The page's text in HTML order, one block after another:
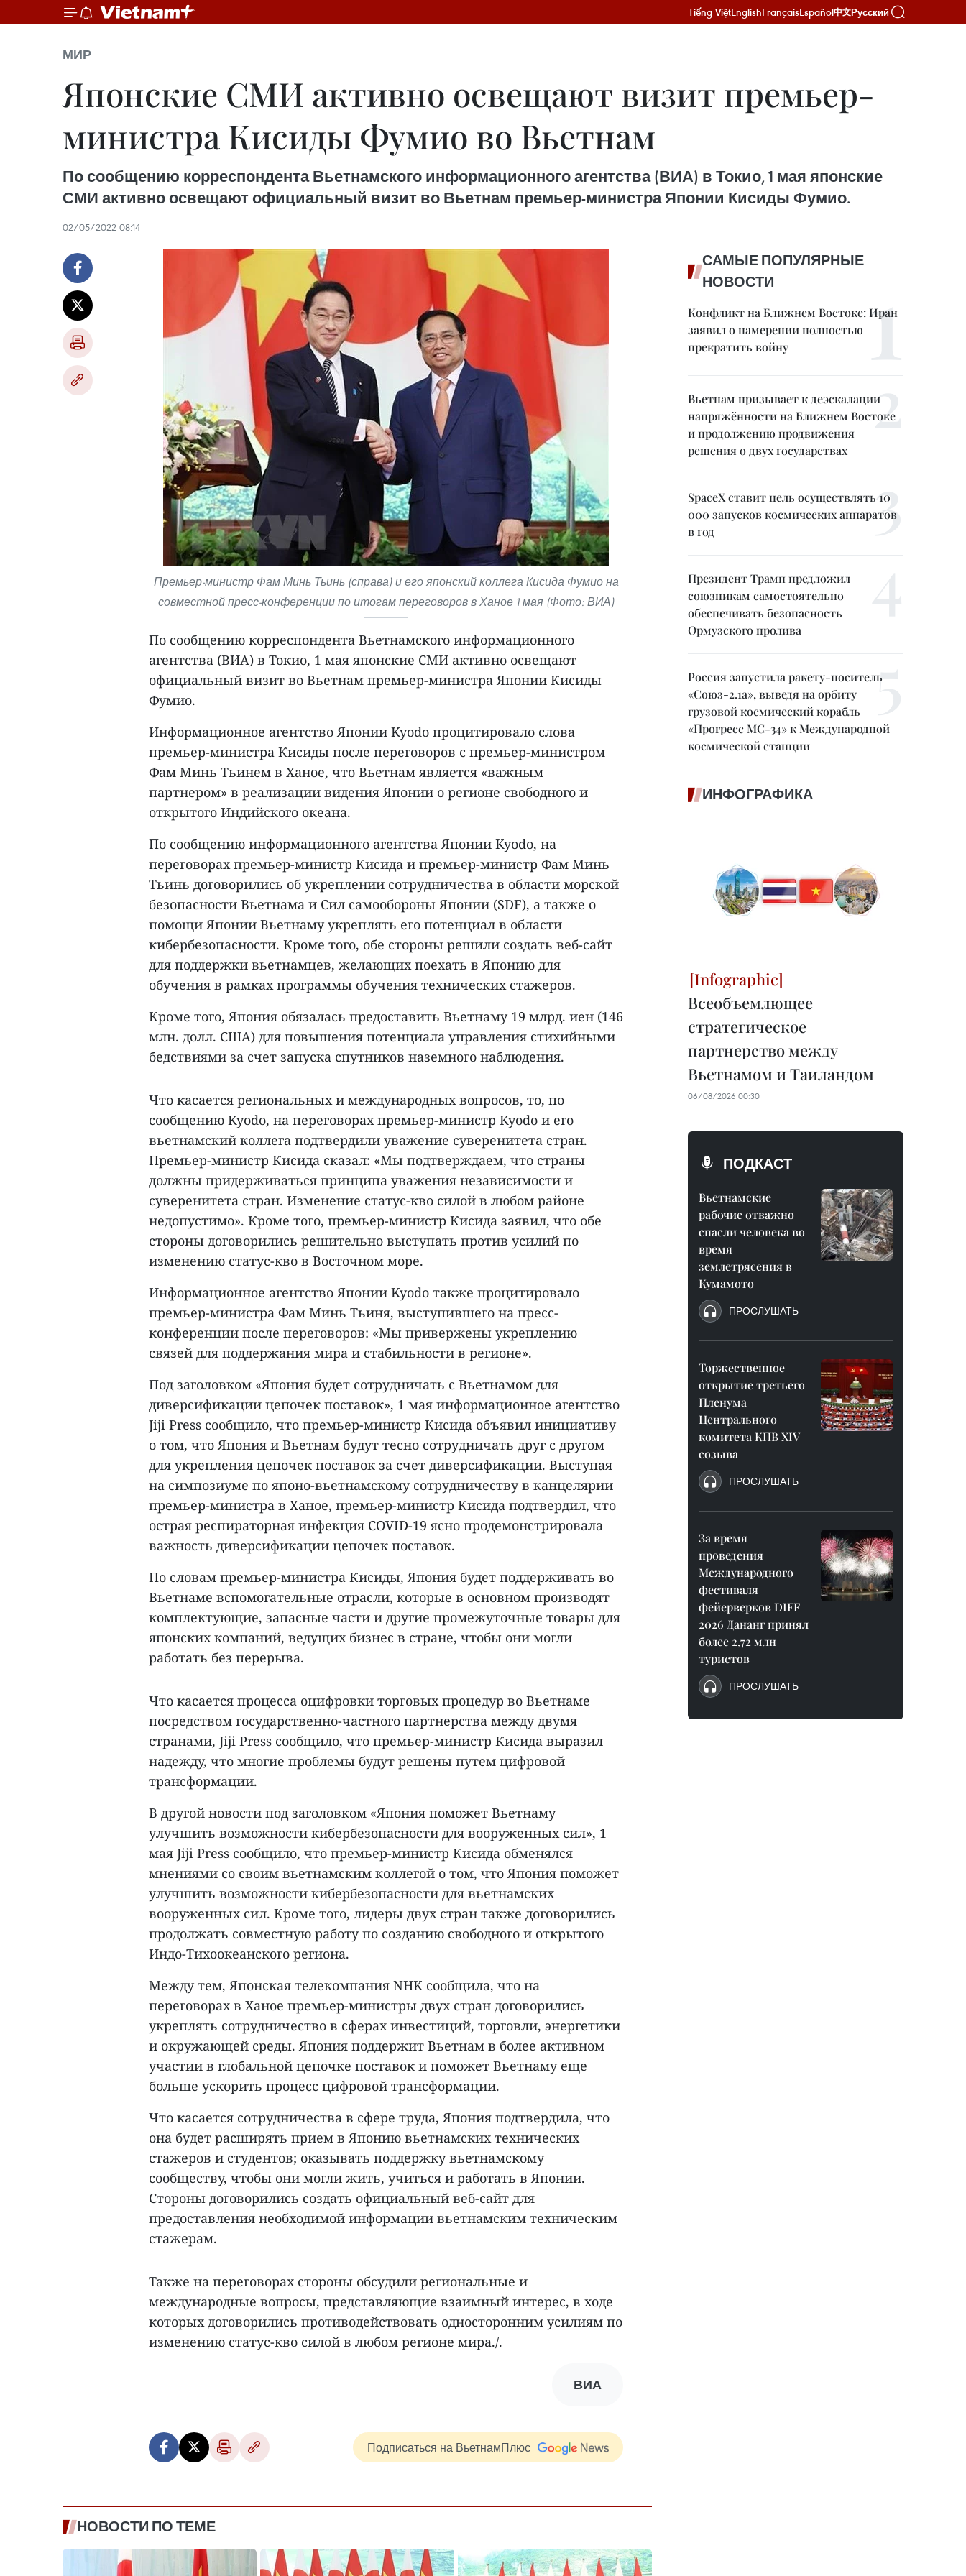
Tiếng ViệtEnglishFrançaisEspañol中文Русский
МИР
Японские СМИ активно освещают визит премьер-
министра Киcиды Фумио во Вьетнам
По сообщению корреспондента Вьетнамского информационного агентства (ВИА) в Токио, 1 мая японские
СМИ активно освещают официальный визит во Вьетнам премьер-министра Японии Кисиды Фумио.
02/05/2022 08:14
Премьер-министр Фам Минь Тьинь (справа) и его японский коллега Кисида Фумио на
совместной пресс-конференции по итогам переговоров в Ханое 1 мая (Фото: ВИА)
По сообщению корреспондента Вьетнамского информационного
агентства (ВИА) в Токио, 1 мая японские СМИ активно освещают
официальный визит во Вьетнам премьер-министра Японии Кисиды
Фумио.
Информационное агентство Японии Kyodo процитировало слова
премьер-министра Кисиды после переговоров с премьер-министром
Фам Минь Тьинем в Ханое, что Вьетнам является «важным
партнером» в реализации видения Японии о регионе свободного и
открытого Индийского океана.
По сообщению информационного агентства Японии Kyodo, на
переговорах премьер-министр Кисида и премьер-министр Фам Минь
Тьинь договорились об укреплении сотрудничества в области морской
безопасности Вьетнама и Сил самообороны Японии (SDF), а также о
помощи Японии Вьетнаму укреплять его потенциал в области
кибербезопасности. Кроме того, обе стороны решили создать веб-сайт
для поддержки вьетнамцев, желающих поехать в Японию для
обучения в рамках программы обучения технических стажеров.
Кроме того, Япония обязалась предоставить Вьетнаму 19 млрд. иен (146
млн. долл. США) для повышения потенциала управления стихийными
бедствиями за счет запуска спутников наземного наблюдения.
Что касается региональных и международных вопросов, то, по
сообщению Kyodo, на переговорах премьер-министр Kyodo и его
вьетнамский коллега подтвердили уважение суверенитета стран.
Премьер-министр Кисида сказал: «Мы подтверждаем, что страны
должны придерживаться принципа уважения независимости и
суверенитета стран. Изменение статус-кво силой в любом районе
недопустимо». Кроме того, премьер-министр Кисида заявил, что обе
стороны договорились решительно выступать против усилий по
изменению статус-кво в Восточном море.
Информационное агентство Японии Kyodo также процитировало
премьер-министра Фам Минь Тьиня, выступившего на пресс-
конференции после переговоров: «Мы привержены укреплению
связей для поддержания мира и стабильности в регионе».
Под заголовком «Япония будет сотрудничать с Вьетнамом для
диверсификации цепочек поставок», 1 мая информационное агентство
Jiji Press сообщило, что премьер-министр Кисида объявил инициативу
о том, что Япония и Вьетнам будут тесно сотрудничать друг с другом
для укрепления цепочек поставок за счет диверсификации. Выступая
на симпозиуме по японо-вьетнамскому сотрудничеству в канцелярии
премьер-министра в Ханое, премьер-министр Кисида подтвердил, что
острая респираторная инфекция COVID-19 ясно продемонстрировала
важность диверсификации цепочек поставок.
По словам премьер-министра Кисиды, Япония будет поддерживать во
Вьетнаме вспомогательные отрасли, которые в основном производят
комплектующие, запасные части и другие промежуточные товары для
японских компаний, ведущих бизнес в стране, чтобы они могли
работать без перерыва.
Что касается процесса оцифровки торговых процедур во Вьетнаме
посредством государственно-частного партнерства между двумя
странами, Jiji Press сообщило, что премьер-министр Кисида выразил
надежду, что многие проблемы будут решены путем цифровой
трансформации.
В другой новости под заголовком «Япония поможет Вьетнаму
улучшить возможности кибербезопасности для вооруженных сил», 1
мая Jiji Press сообщило, что премьер-министр Кисида обменялся
мнениями со своим вьетнамским коллегой о том, что Япония поможет
улучшить возможности кибербезопасности для вьетнамских
вооруженных сил. Кроме того, лидеры двух стран также договорились
продолжать совместную работу по созданию свободного и открытого
Индо-Тихоокеанского региона.
Между тем, Японская телекомпания NHK сообщила, что на
переговорах в Ханое премьер-министры двух стран договорились
укреплять сотрудничество в сферах инвестиций, торговли, энергетики
и окружающей среды. Япония поддержит Вьетнам в более активном
участии в глобальной цепочке поставок и поможет Вьетнаму еще
больше ускорить процесс цифровой трансформации.
Что касается сотрудничества в сфере труда, Япония подтвердила, что
она будет расширять прием в Японию вьетнамских технических
стажеров и студентов; оказывать поддержку вьетнамскому
сообществу, чтобы они могли жить, учиться и работать в Японии.
Стороны договорились создать официальный веб-сайт для
предоставления необходимой информации вьетнамским техническим
стажерам.
Также на переговорах стороны обсудили региональные и
международные вопросы, представляющие взаимный интерес, в ходе
которых договорились противодействовать односторонним усилиям по
изменению статус-кво силой в любом регионе мира./.
ВИА
Подписаться на ВьетнамПлюс
НОВОСТИ ПО ТЕМЕ
САМЫЕ ПОПУЛЯРНЫЕ
НОВОСТИ
Конфликт на Ближнем Востоке: Иран
заявил о намерении полностью
прекратить войну
Вьетнам призывает к деэскалации
напряжённости на Ближнем Востоке
и продолжению продвижения
решения о двух государствах
SpaceX ставит цель осуществлять 10
000 запусков космических аппаратов
в год
Президент Трамп предложил
союзникам самостоятельно
обеспечивать безопасность
Ормузского пролива
Россия запустила ракету-носитель
«Союз-2.1а», выведя на орбиту
грузовой космический корабль
«Прогресс МС-34» к Международной
космической станции
ИНФОГРАФИКА
Всеобъемлющее
стратегическое
партнерство между
Вьетнамом и Таиландом
06/08/2026 00:30
ПОДКАСТ
Вьетнамские
рабочие отважно
спасли человека во
время
землетрясения в
Кумамото
ПРОСЛУШАТЬ
Торжественное
открытие третьего
Пленума
Центрального
комитета КПВ XIV
созыва
ПРОСЛУШАТЬ
За время
проведения
Международного
фестиваля
фейерверков DIFF
2026 Дананг принял
более 2,72 млн
туристов
ПРОСЛУШАТЬ